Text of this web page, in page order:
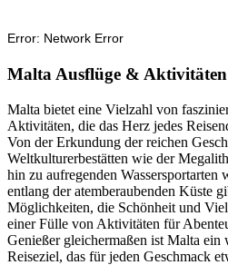
Malta Ausflüge & Aktivitäten
Malta bietet eine Vielzahl von
Aktivitäten, die das Herz jedes
Von der Erkundung der reichen
Weltkulturerbestätten wie der
hin zu aufregenden Wassersportarten
entlang der atemberaubenden Küste
Möglichkeiten, die Schönheit und
einer Fülle von Aktivitäten für
Genießer gleichermaßen ist Malta ein
Reiseziel, das für jeden Geschmack